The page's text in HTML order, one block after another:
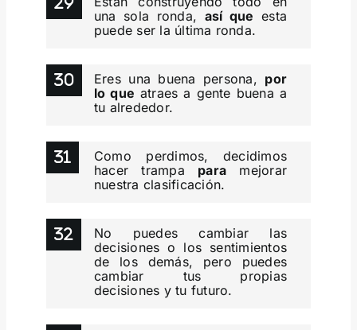
una sola ronda, así que esta
puede ser la última ronda.
Eres una buena persona, por
lo que atraes a gente buena a
tu alrededor.
Como perdimos, decidimos
hacer trampa para mejorar
nuestra clasificación.
No puedes cambiar las
decisiones o los sentimientos
de los demás, pero puedes
cambiar tus propias
decisiones y tu futuro.